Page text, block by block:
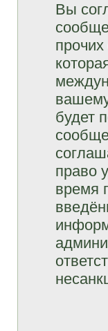
Вы
будет
право
время